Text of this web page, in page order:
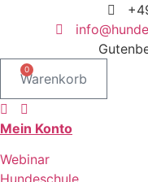
0
Warenkorb
Mein Konto
Webinar